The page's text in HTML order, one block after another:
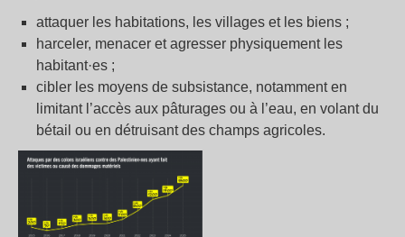
attaquer les habitations, les villages et les biens ;
harceler, menacer et agresser physiquement les
habitant·es ;
cibler les moyens de subsistance, notamment en
limitant l’accès aux pâturages ou à l’eau, en volant du
bétail ou en détruisant des champs agricoles.